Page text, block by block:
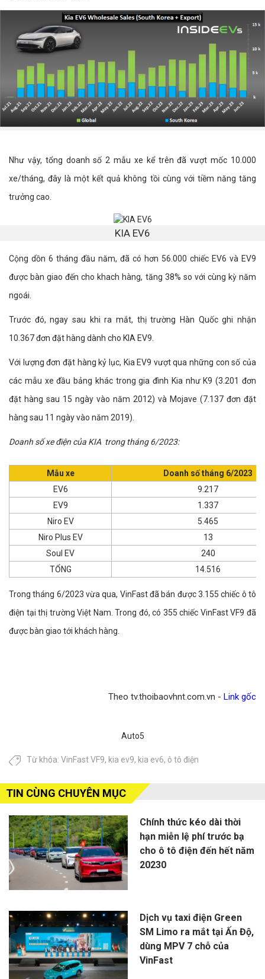
Như vậy, tổng doanh số 2 mẫu xe kể trên đã vượt mốc 10.000
xe/tháng, đây là một kết quả không tồi cùng với tiềm năng tăng
trưởng cao.
KIA EV6
Cộng dồn 6 tháng đầu năm, đã có hơn 56.000 chiếc EV6 và EV9
được bàn giao đến cho khach hàng, tăng 38% so với cùng kỳ năm
ngoái.
Trước đó, ngay sau khi ra mắt, thị trường Hàn Quốc ghi nhận
10.367 đơn đặt hàng dành cho KIA EV9.
Với lượng đơn đặt hàng kỷ lục, Kia EV9 vượt qua những con số của
các mẫu xe đầu bảng khác trong gia đình Kia như K9 (3.201 đơn
đặt hàng sau 15 ngày vào năm 2012) và Mojave (7.137 đơn đặt
hàng sau 11 ngày vào năm 2019).
Doanh số xe điện của KIA trong tháng 6/2023:
Mẫu xe
Doanh số tháng 6/2023
EV6
9.217
EV9
1.337
Niro EV
5.465
Niro Plus EV
13
Soul EV
240
TỔNG
14.516
Trong tháng 6/2023 vừa qua, VinFast đã bán được 3.155 chiếc ô tô
điện tại thị trường Việt Nam. Trong đó, có 355 chiếc VinFast VF9 đã
được bàn giao tới khách hàng.
Theo tv.thoibaovhnt.com.vn - Link gốc
Auto5
Từ khóa: VinFast VF9, kia ev9, kia ev6, ô tô điện
TIN CÙNG CHUYÊN MỤC
Chính thức kéo dài thời
hạn miễn lệ phí trước bạ
cho ô tô điện đến hết năm
20230
Dịch vụ taxi điện Green
SM Limo ra mắt tại Ấn Độ,
dùng MPV 7 chỗ của
VinFast